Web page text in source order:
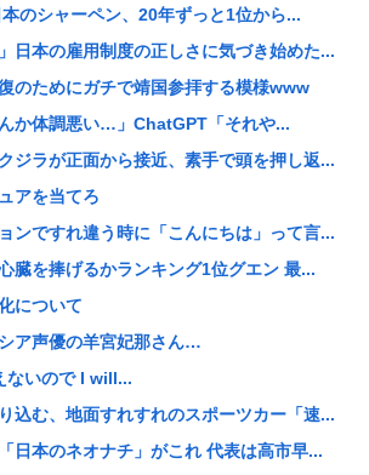
どうしたらいいの？
号でも右折できます」
ない」「国を維持できるの？」外国人の...
で高福祉、日本は税金45.7%も取...
産めない、この先何を生きがいにし...
ドル「どんな私も愛してね❤」
に向けて初の弾道ミサイルを発射か？！
沢りえ『サンタフェ』保存で38歳講師...
り手を狙った無断撮影が問題に…SNS...
祭り中止10へ
るおにぎり屋、裏でおっさんが汗だくで...
…」大腸がんで人工肛門…松本人志〝青...
た独身男って20くらいのまま精神年...
本のシャーペン、20年ずっと1位から...
日本の雇用制度の正しさに気づき始めた...
のためにガチで靖国参拝する模様www
んか体調悪い…」ChatGPT「それや...
ジラが正面から接近、素手で頭を押し返...
アを当てろ
ンですれ違う時に「こんにちは」って言...
臓を捧げるかランキング1位グエン 最...
について
ア声優の羊宮妃那さん…
ないので I will...
込む、地面すれすれのスポーツカー「速...
日本のネオナチ」がこれ 代表は高市早...